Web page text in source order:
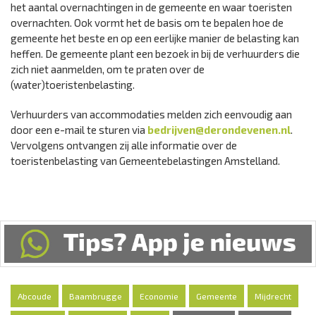
het aantal overnachtingen in de gemeente en waar toeristen
overnachten. Ook vormt het de basis om te bepalen hoe de
gemeente het beste en op een eerlijke manier de belasting kan
heffen. De gemeente plant een bezoek in bij de verhuurders die
zich niet aanmelden, om te praten over de
(water)toeristenbelasting.
Verhuurders van accommodaties melden zich eenvoudig aan
door een e-mail te sturen via bedrijven@derondevenen.nl.
Vervolgens ontvangen zij alle informatie over de
toeristenbelasting van Gemeentebelastingen Amstelland.
Abcoude Baambrugge Economie Gemeente Mijdrecht